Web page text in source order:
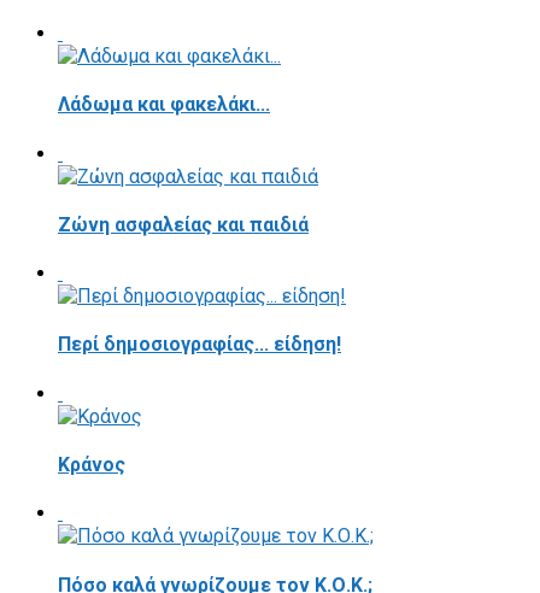
Λάδωμα και φακελάκι...
Ζώνη ασφαλείας και παιδιά
Περί δημοσιογραφίας... είδηση!
Κράνος
Πόσο καλά γνωρίζουμε τον Κ.Ο.Κ.;